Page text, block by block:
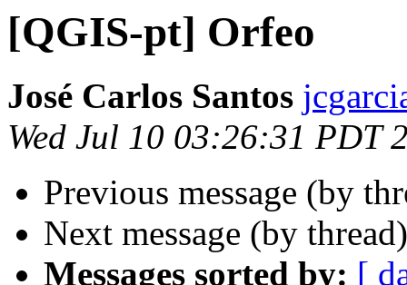
[QGIS-pt] Orfeo
José Carlos Santos
Wed Jul 10 03:26:31 PDT
Previous message (by
Next message (by
Messages sorted by: [